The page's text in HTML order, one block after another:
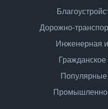
Дорожно-
Инженерная
Гражданское